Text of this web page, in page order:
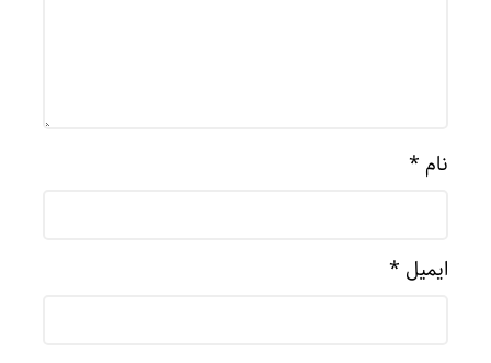
نام *
ایمیل *